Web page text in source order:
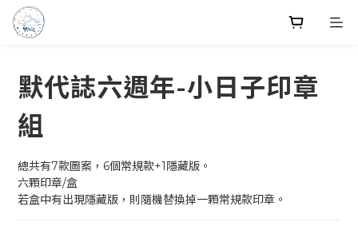
默代誌六週年-小日子印章
組
總共有7款圖案，6個常規款+1隱藏版。
六顆印章/盒
若盒中有出現隱藏版，則隨機替換掉一顆常規款印章。